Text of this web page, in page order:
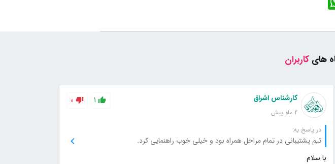
هایکاربران
کارشناس اشراق
2 ماه پیش
1
0
در پاسخ به:
تیم پشتیبانی در تمام مراحل همراه بود و خیلی خوب راهنمایی کرد.